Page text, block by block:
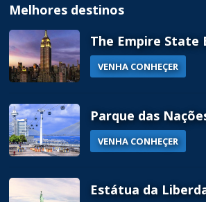
Melhores destinos
The Empire State
VENHA CONHEÇER
Parque das
VENHA CONHEÇER
Estátua da